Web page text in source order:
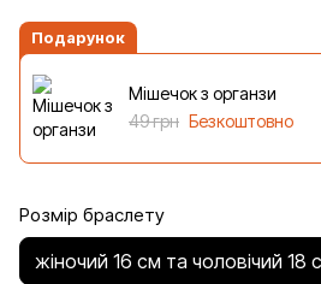
Подарунок
Мішечок з органзи
49 грн Безкоштовно
Розмір браслету
жіночий 16 см та чоловічий 18